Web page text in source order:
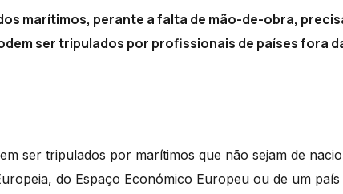
marítimos, perante a falta de mão-de-obra,
ser tripulados por profissionais de países fora
ser tripulados por marítimos que não sejam de
do Espaço Económico Europeu ou de um